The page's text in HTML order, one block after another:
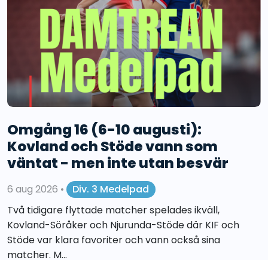
Omgång 16 (6-10 augusti):
Kovland och Stöde vann som
väntat - men inte utan besvär
6 aug 2026 •
Div. 3 Medelpad
Två tidigare flyttade matcher spelades ikväll,
Kovland-Söråker och Njurunda-Stöde där KIF och
Stöde var klara favoriter och vann också sina
matcher. M...